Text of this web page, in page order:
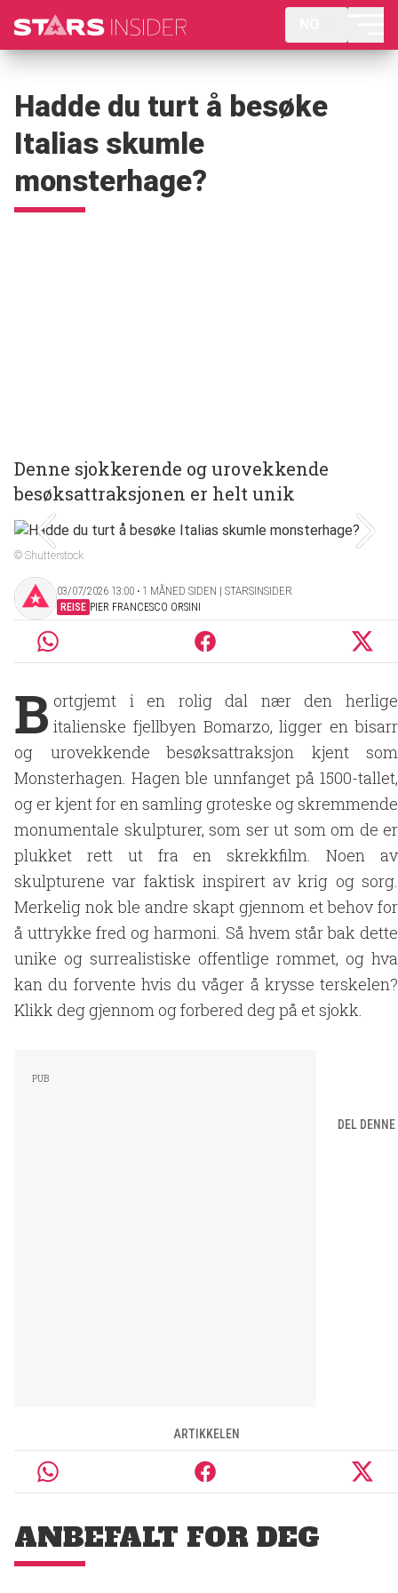
Hadde du turt å besøke
Italias skumle
monsterhage?
Denne sjokkerende og urovekkende
besøksattraksjonen er helt unik
© Shutterstock
03/07/2026 13:00 ‧ 1 MÅNED SIDEN | STARSINSIDER
REISE PIER FRANCESCO ORSINI
B ortgjemt i en rolig dal nær den herlige
italienske fjellbyen Bomarzo, ligger en bisarr
og urovekkende besøksattraksjon kjent som
Monsterhagen. Hagen ble unnfanget på 1500-tallet,
og er kjent for en samling groteske og skremmende
monumentale skulpturer, som ser ut som om de er
plukket rett ut fra en skrekkfilm. Noen av
skulpturene var faktisk inspirert av krig og sorg.
Merkelig nok ble andre skapt gjennom et behov for
å uttrykke fred og harmoni. Så hvem står bak dette
unike og surrealistiske offentlige rommet, og hva
kan du forvente hvis du våger å krysse terskelen?
Klikk deg gjennom og forbered deg på et sjokk.
DEL DENNE
ARTIKKELEN
ANBEFALT FOR DEG